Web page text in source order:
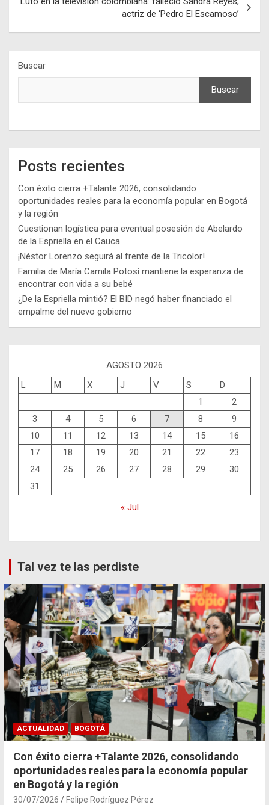
actriz de ‘Pedro El Escamoso’
Buscar
Buscar
Posts recientes
Con éxito cierra +Talante 2026, consolidando
oportunidades reales para la economía popular en Bogotá
y la región
Cuestionan logística para eventual posesión de Abelardo
de la Espriella en el Cauca
¡Néstor Lorenzo seguirá al frente de la Tricolor!
Familia de María Camila Potosí mantiene la esperanza de
encontrar con vida a su bebé
¿De la Espriella mintió? El BID negó haber financiado el
empalme del nuevo gobierno
AGOSTO 2026
L
M X J V S
D
1
2
3
4 5 6 7 8
9
10
11 12 13 14 15
16
17
18 19 20 21 22
23
24
25 26 27 28 29
30
31
« Jul
Tal vez te las perdiste
ACTUALIDAD BOGOTÁ
Con éxito cierra +Talante 2026, consolidando
oportunidades reales para la economía popular
en Bogotá y la región
30/07/2026 Felipe Rodríguez Pérez